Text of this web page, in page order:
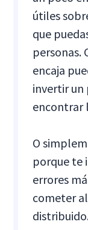
útiles
que
personas.
encaja
invertir un
encontrar
O
porque te
errores
cometer